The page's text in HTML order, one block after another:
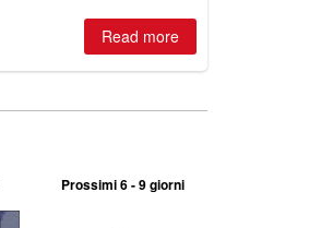
Read more
Prossimi 6 - 9 giorni